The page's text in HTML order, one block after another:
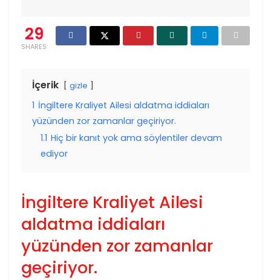
29
SHARES
İçerik gizle
1 İngiltere Kraliyet Ailesi aldatma iddiaları
yüzünden zor zamanlar geçiriyor.
1.1 Hiç bir kanıt yok ama söylentiler devam
ediyor
İngiltere Kraliyet Ailesi
aldatma iddiaları
yüzünden zor zamanlar
geçiriyor.